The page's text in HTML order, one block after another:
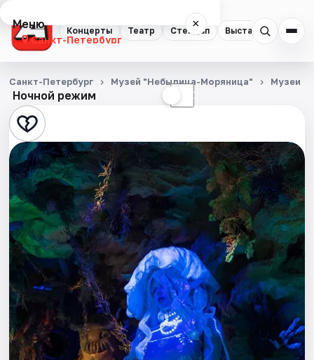
Концерты Театр Стендап Выставки
Меню ×
Санкт-Петербург
Концерты
Театр
Стендап
Выставки
Квесты
Экскурсии
Спорт
События
Города
Ночной режим ☾
Санкт-Петербург Музей "Небылица-Моряница" Музеи